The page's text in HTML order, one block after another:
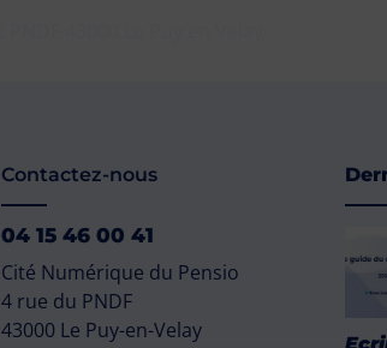
Contactez-nous
04 15 46 00 41
Cité Numérique du Pensio
4 rue du PNDF
43000 Le Puy-en-Velay